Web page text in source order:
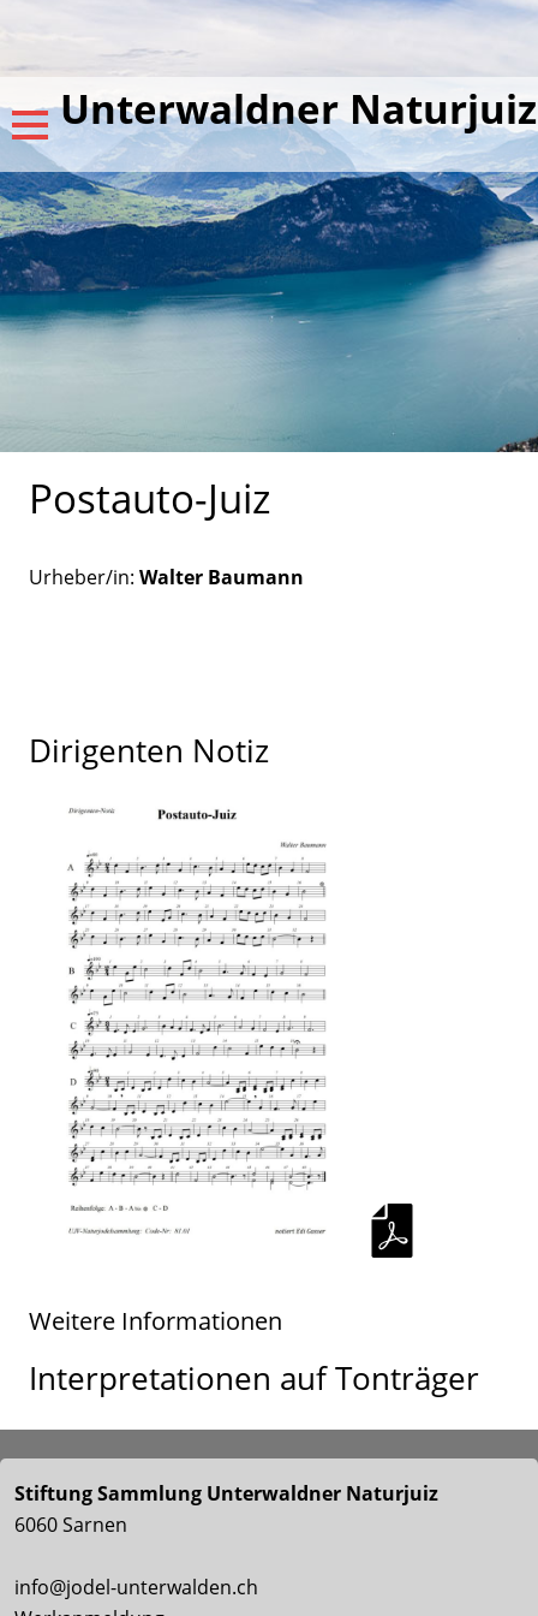
Unterwaldner Naturjuiz
Postauto-Juiz
Urheber/in: Walter Baumann
Dirigenten Notiz
Weitere Informationen
Interpretationen auf Tonträger
Stiftung Sammlung Unterwaldner Naturjuiz
6060 Sarnen
info@jodel-unterwalden.ch